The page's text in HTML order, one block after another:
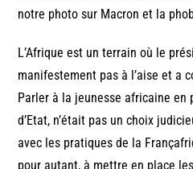
notre photo sur Macron et la
L’Afrique est un terrain où le
manifestement pas à l’aise et a
Parler à la jeunesse africaine en
d’Etat, n’était pas un choix
avec les pratiques de la
pour autant, à mettre en place